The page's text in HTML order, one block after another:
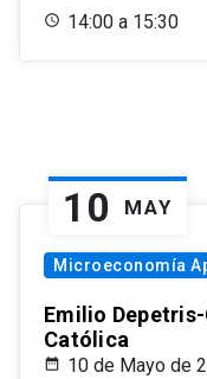
14:00 a 15:30
10 MAY
Microeconomía
Emilio
Católica
10 de Mayo de